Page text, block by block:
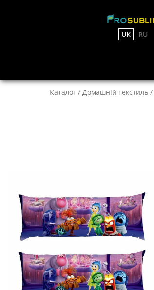
UK RU
Каталог / Домашній текстиль /